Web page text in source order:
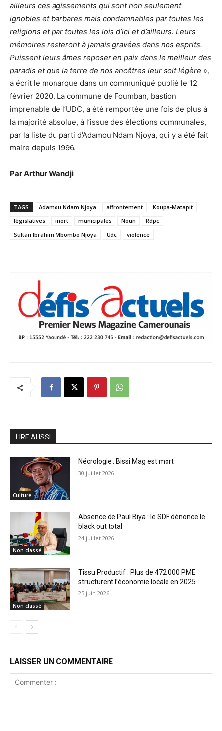
ailleurs ces agissements qui sont non seulement
ignobles et barbares mais condamnables par toutes les
religions et par toutes les lois d’ici et d’ailleurs. Leurs
mémoires resteront à jamais gravées dans nos esprits.
Puissent leurs âmes reposer en paix dans le meilleur des
paradis et que la terre de nos ancêtres leur soit légère »,
a écrit le monarque dans un communiqué publié le 12
février 2020. La commune de Foumban, bastion
imprenable de l’UDC, a été remportée une fois de plus à
la majorité absolue, à l’issue des élections communales,
par la liste du parti d’Adamou Ndam Njoya, qui y a été fait
maire depuis 1996.
Par Arthur Wandji
TAGS Adamou Ndam Njoya affrontement
Koupa-Matapit
législatives
mort municipales Noun
Rdpc
Sultan Ibrahim Mbombo Njoya
Udc violence
LIRE AUSSI
Culture
Nécrologie : Bissi Mag est mort
30 juillet 2026
Non classé
Absence de Paul Biya : le SDF dénonce le
black out total
24 juillet 2026
Non classé
Tissu Productif : Plus de 472 000 PME
structurent l’économie locale en 2025
25 juin 2026
LAISSER UN COMMENTAIRE